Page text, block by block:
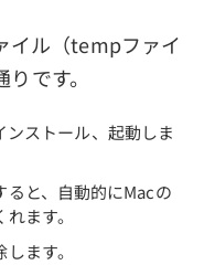
イル（tempファイ
です。
ンストール、起動しま
ると、自動的にMacの
ます。
ます。